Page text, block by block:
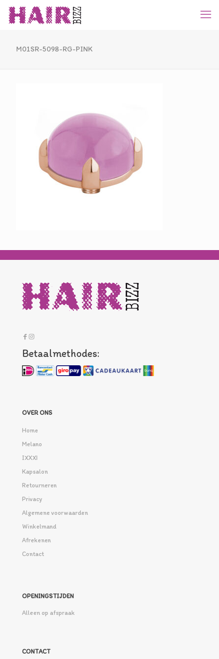
M01SR-5098-RG-PINK
Betaalmethodes:
OVER ONS
Home
Melano
IXXXI
Kapsalon
Retourneren
Privacy
Algemene voorwaarden
Winkelmand
Afrekenen
Contact
OPENINGSTIJDEN
Alleen op afspraak
CONTACT